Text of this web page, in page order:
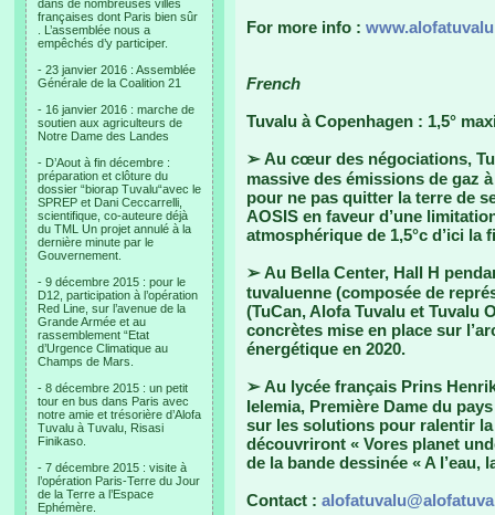
dans de nombreuses villes
françaises dont Paris bien sûr
. L’assemblée nous a
empêchés d’y participer.
- 23 janvier 2016 : Assemblée
Générale de la Coalition 21
- 16 janvier 2016 : marche de
soutien aux agriculteurs de
Notre Dame des Landes
- D’Aout à fin décembre :
préparation et clôture du
dossier “biorap Tuvalu“avec le
SPREP et Dani Ceccarrelli,
scientifique, co-auteure déjà
du TML Un projet annulé à la
dernière minute par le
Gouvernement.
- 9 décembre 2015 : pour le
D12, participation à l’opération
Red Line, sur l’avenue de la
Grande Armée et au
rassemblement “Etat
d’Urgence Climatique au
Champs de Mars.
- 8 décembre 2015 : un petit
tour en bus dans Paris avec
notre amie et trésorière d’Alofa
Tuvalu à Tuvalu, Risasi
Finikaso.
- 7 décembre 2015 : visite à
l’opération Paris-Terre du Jour
de la Terre a l’Espace
Ephémère.
For more info :
French
Tuvalu à Copenhagen : 1,5°
➢ Au cœur des négociations,
massive des émissions de gaz
pour ne pas quitter la terre de
AOSIS en faveur d’une
atmosphérique de 1,5°c d’ici la
➢ Au Bella Center, Hall H
tuvaluenne (composée de
(TuCan, Alofa Tuvalu et Tuvalu
concrètes mise en place sur
énergétique en 2020.
➢ Au lycée français Prins
Ielemia, Première Dame du
sur les solutions pour ralentir
découvriront « Vores planet
de la bande dessinée « A l’eau,
Contact :